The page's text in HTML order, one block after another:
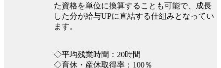
た資格を単位に換算することも可能で、成長
した分が給与UPに直結する仕組みとなってい
ます。
◇平均残業時間：20時間
◇育休・産休取得率：100％